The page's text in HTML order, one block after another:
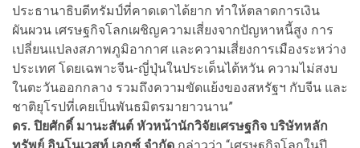
ประธานาธิบดีทรัมป์ที่คาดเดาได้ยาก ทำให้ตลาดการเงิน
ผันผวน เศรษฐกิจโลกเผชิญความเสี่ยงจากปัญหาหนี้สูง การ
เปลี่ยนแปลงสภาพภูมิอากาศ และความเสี่ยงการเมืองระหว่าง
ประเทศ โดยเฉพาะจีน-ญี่ปุ่นในประเด็นไต้หวัน ความไม่สงบ
ในตะวันออกกลาง รวมถึงความขัดแย้งของสหรัฐฯ กับจีน และ
ชาติยุโรปที่เคยเป็นพันธมิตรมายาวนาน”
ดร. ปิยศักดิ์ มานะสันต์ หัวหน้านักวิจัยเศรษฐกิจ บริษัทหลัก